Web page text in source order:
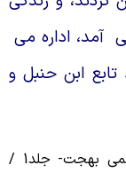
آمد، اداره مى
ابن حنبل و
منبع: کتاب در محضر حضرت آیت الله العظمی بهجت- جلد1 /